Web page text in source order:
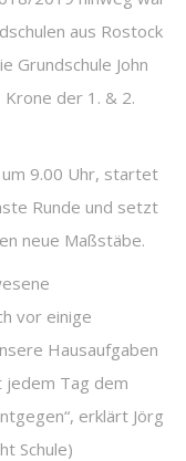
aus Rostock
Grundschule John
der 1. & 2.
9.00 Uhr, startet
Runde und setzt
neue Maßstäbe.
vor einige
Hausaufgaben
jedem Tag dem
erklärt Jörg
Schule)